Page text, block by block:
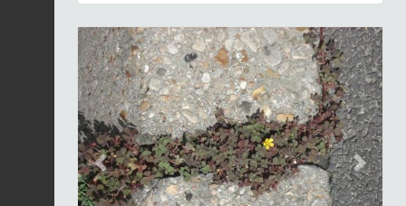
Previous Next